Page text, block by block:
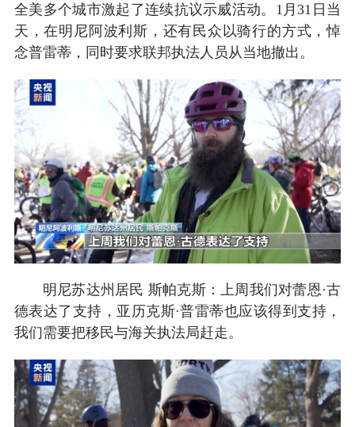
全美多个城市激起了连续抗议示威活动。1月31日当
天，在明尼阿波利斯，还有民众以骑行的方式，悼
念普雷蒂，同时要求联邦执法人员从当地撤出。
明尼苏达州居民 斯帕克斯：上周我们对蕾恩·古
德表达了支持，亚历克斯·普雷蒂也应该得到支持，
我们需要把移民与海关执法局赶走。